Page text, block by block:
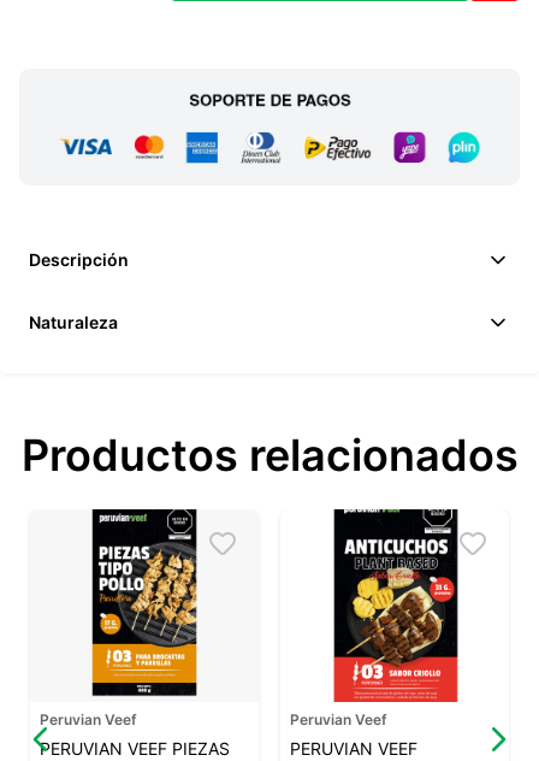
Descripción
Naturaleza
Productos relacionados
Peruvian Veef
PERUVIAN VEEF PIEZAS
Peruvian Veef
PERUVIAN VEEF